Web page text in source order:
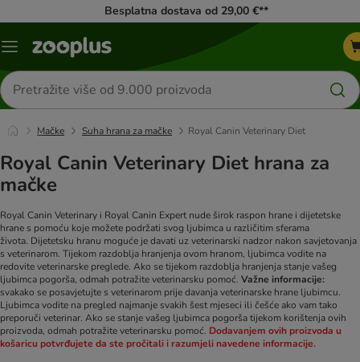
Besplatna dostava od 29,00 €**
Izbornik
Traži
proizvode
Mačke Suha hrana za mačke Royal Canin Veterinary Diet
Royal Canin Veterinary Diet hrana za
mačke
Royal Canin Veterinary i Royal Canin Expert nude širok raspon hrane i dijetetske
hrane s pomoću koje možete podržati svog ljubimca u različitim sferama
života. Dijetetsku hranu moguće je davati uz veterinarski nadzor nakon savjetovanja
s veterinarom. Tijekom razdoblja hranjenja ovom hranom, ljubimca vodite na
redovite veterinarske preglede. Ako se tijekom razdoblja hranjenja stanje vašeg
ljubimca pogorša, odmah potražite veterinarsku pomoć. Važne informacije:
svakako se posavjetujte s veterinarom prije davanja veterinarske hrane ljubimcu.
Ljubimca vodite na pregled najmanje svakih šest mjeseci ili češće ako vam tako
preporuči veterinar. Ako se stanje vašeg ljubimca pogorša tijekom korištenja ovih
proizvoda, odmah potražite veterinarsku pomoć. Dodavanjem ovih proizvoda u
košaricu potvrđujete da ste pročitali i razumjeli navedene informacije.